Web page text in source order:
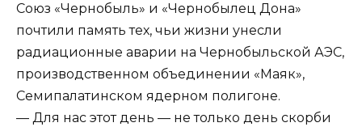
Союз «Чернобыль» и «Чернобылец Дона»
почтили память тех, чьи жизни унесли
радиационные аварии на Чернобыльской АЭС,
производственном объединении «Маяк»,
Семипалатинском ядерном полигоне.
— Для нас этот день — не только день скорби